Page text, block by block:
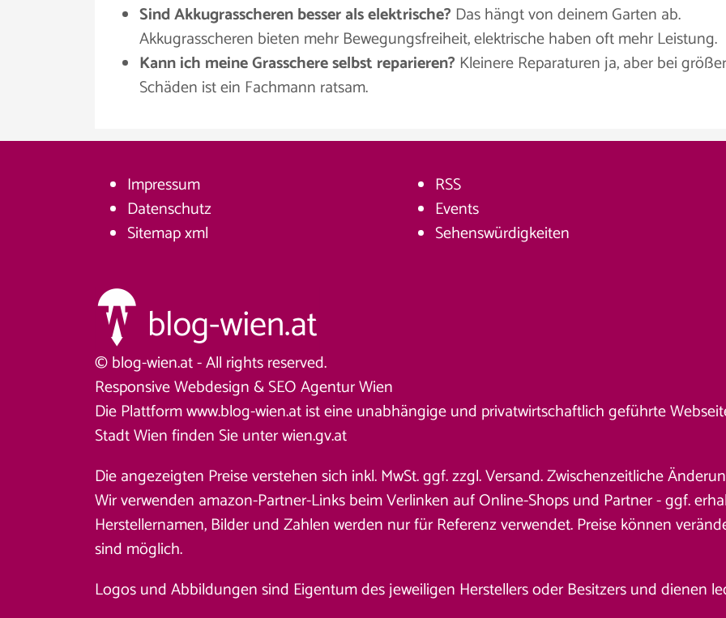
Sind Akkugrasscheren besser als elektrische? Das hängt von deinem Garten ab.
Akkugrasscheren bieten mehr Bewegungsfreiheit, elektrische haben oft mehr Leistung.
Kann ich meine Grasschere selbst reparieren? Kleinere Reparaturen ja, aber bei
Schäden ist ein Fachmann ratsam.
Impressum
Datenschutz
Sitemapxml
RSS
Events
Sehenswürdigkeiten
© blog-wien.at - All rights reserved.
Responsive Webdesign &SEO Agentur Wien
Die Plattform www.blog-wien.at ist eine unabhängige und privatwirtschaftlich geführte
Stadt Wien finden Sie unterwien.gv.at
Die angezeigten Preise verstehen sich inkl. MwSt. ggf. zzgl. Versand. Zwischenzeitliche
Wir verwenden amazon-Partner-Links beim Verlinken auf Online-Shops und Partner - ggf.
Herstellernamen, Bilder und Zahlen werden nur für Referenz verwendet. Preise können
sind möglich.
Logos und Abbildungen sind Eigentum des jeweiligen Herstellers oder Besitzers und dienen